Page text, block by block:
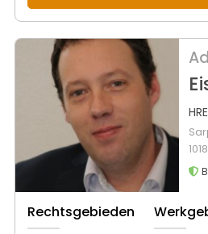
Rechtsgebieden